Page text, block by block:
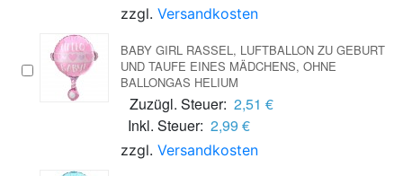
zzgl. Versandkosten
BABY GIRL RASSEL, LUFTBALLON ZU GEBURT
UND TAUFE EINES MÄDCHENS, OHNE
BALLONGAS HELIUM
Zuzügl. Steuer: 2,51 €
Inkl. Steuer: 2,99 €
zzgl. Versandkosten